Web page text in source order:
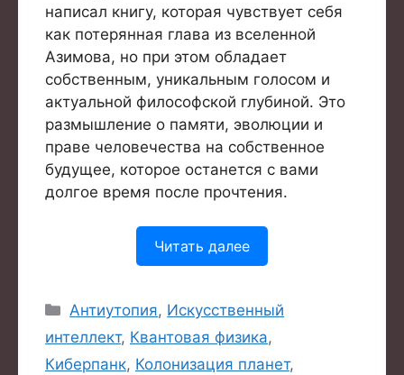
написал книгу, которая чувствует себя
как потерянная глава из вселенной
Азимова, но при этом обладает
собственным, уникальным голосом и
актуальной философской глубиной. Это
размышление о памяти, эволюции и
праве человечества на собственное
будущее, которое останется с вами
долгое время после прочтения.
Читать далее
Рубрики
Антиутопия, Искусственный
интеллект, Квантовая физика,
Киберпанк, Колонизация планет,